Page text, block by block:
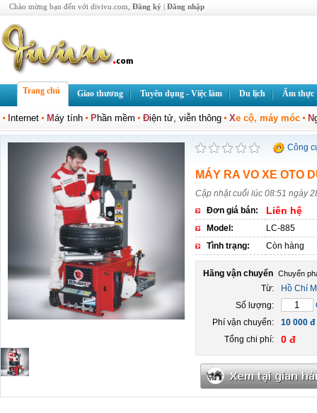
Chào mừng bạn đến với divivu.com, Đăng ký | Đăng nhập
Trang chủ Giao thương Tuyển dụng - Việc làm Du lịch Ẩm thực
nternet Máy tính Phần mềm Điện tử, viễn thông Xe cộ, máy móc N
Công
MÁY RA VO XE OTO
Cập nhật cuối lúc 08:51 ngày
Đơn giá bán:
Liên hệ
Model:
LC-885
Tình trạng:
Còn hàng
Hãng vận chuyển
Từ:
Hồ Chí
Số lượng:
Phí vận chuyển:
10 000 đ
Tổng chi phí:
0 đ